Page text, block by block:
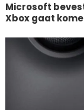
Microsoft
Xbox gaat